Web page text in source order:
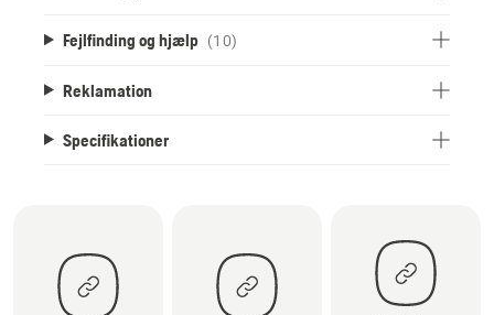
Fejlfinding og hjælp (10)
Reklamation
Specifikationer